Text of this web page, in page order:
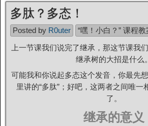
多肽？多态！
Posted by R0uter
“嘿！小白？” 课程教
上一节课我们说完了继承，那这节课我
继承树的大招是什么。
可能我和你说起多态这个发音，你最先
里讲的“多肽”；好吧，这两者之间唯一
了。
继承的意义